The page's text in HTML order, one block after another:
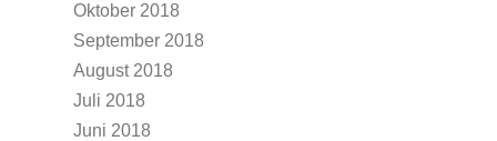
Oktober 2018
September 2018
August 2018
Juli 2018
Juni 2018